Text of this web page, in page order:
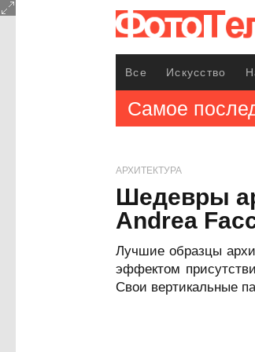
Все Искусство
Самое
АРХИТЕКТУРА
Шедевры
Andrea
Лучшие образцы
эффектом
Свои вертикальные